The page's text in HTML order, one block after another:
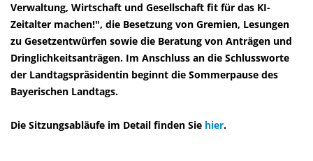
Verwaltung, Wirtschaft und Gesellschaft fit für das KI-
Zeitalter machen!", die Besetzung von Gremien, Lesungen
zu Gesetzentwürfen sowie die Beratung von Anträgen und
Dringlichkeitsanträgen. Im Anschluss an die Schlussworte
der Landtagspräsidentin beginnt die Sommerpause des
Bayerischen Landtags.
Die Sitzungsabläufe im Detail finden Sie hier.